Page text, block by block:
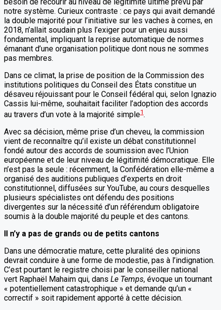
notre système. Curieux contraste : ce pays qui avait demandé
la double majorité pour l’initiative sur les vaches à cornes, en
2018, n’allait soudain plus l’exiger pour un enjeu aussi
fondamental, impliquant la reprise automatique de normes
émanant d’une organisation politique dont nous ne sommes
pas membres.
Dans ce climat, la prise de position de la Commission des
institutions politiques du Conseil des États constitue un
désaveu réjouissant pour le Conseil fédéral qui, selon Ignazio
Cassis lui-même, souhaitait faciliter l’adoption des accords
au travers d’un vote à la majorité simple1.
Avec sa décision, même prise d’un cheveu, la commission
vient de reconnaître qu’il existe un débat constitutionnel
fondé autour des accords de soumission avec l’Union
européenne et de leur niveau de légitimité démocratique. Elle
n’est pas la seule : récemment, la Confédération elle-même a
organisé des auditions publiques d’experts en droit
constitutionnel, diffusées sur YouTube, au cours desquelles
plusieurs spécialistes ont défendu des positions
divergentes sur la nécessité d’un référendum obligatoire
soumis à la double majorité du peuple et des cantons.
Il n’y a pas de grands ou de petits cantons
Dans une démocratie mature, cette pluralité des opinions
devrait conduire à une forme de modestie, pas à l’indignation.
C’est pourtant le registre choisi par le conseiller national
vert Raphaël Mahaim qui, dans Le Temps, évoque un tournant
« potentiellement catastrophique » et demande qu’un «
correctif » soit rapidement apporté à cette décision.